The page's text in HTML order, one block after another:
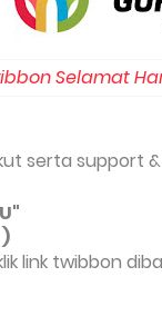
Selamat
serta support
link twibbon